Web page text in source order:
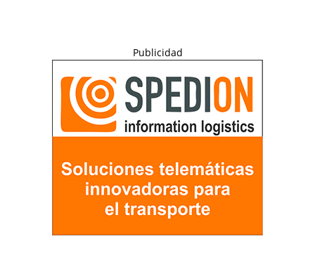
Publicidad